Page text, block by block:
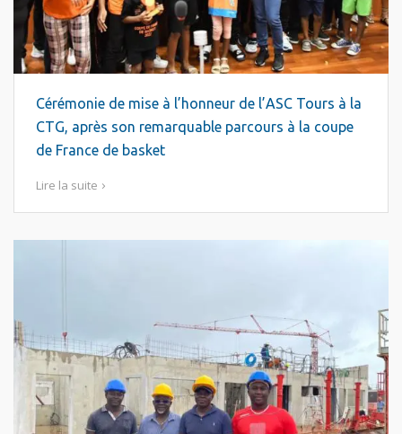
Cérémonie de mise à l’honneur de l’ASC Tours à la
CTG, après son remarquable parcours à la coupe
de France de basket
Lire la suite